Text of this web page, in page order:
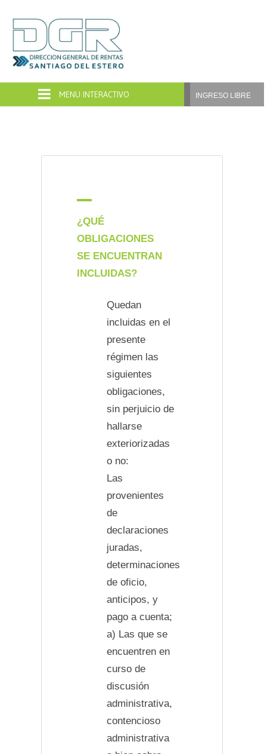
INGRESO LIBRE
A
¿QUÉ
OBLIGACIONES
SE ENCUENTRAN
INCLUIDAS?
Quedan
incluidas en el
presente
régimen las
siguientes
obligaciones,
sin perjuicio de
hallarse
exteriorizadas
o no:
Las
provenientes
de
declaraciones
juradas,
determinaciones
de oficio,
anticipos, y
pago a cuenta;
a) Las que se
encuentren en
curso de
discusión
administrativa,
contencioso
administrativa